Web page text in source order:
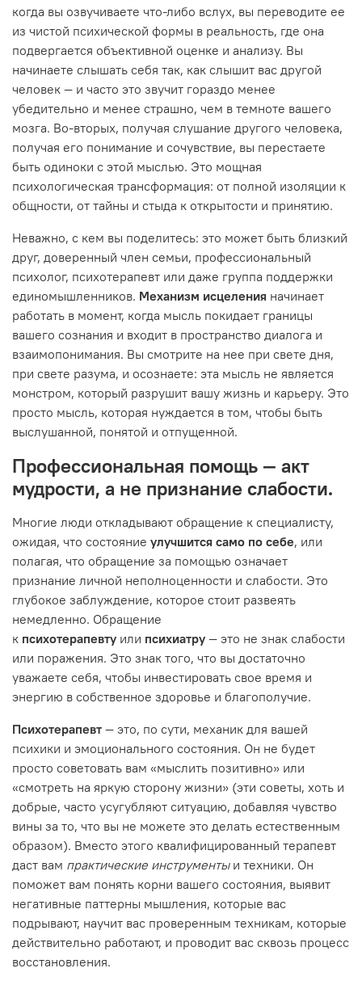
когда вы озвучиваете что-либо вслух, вы переводите ее
из чистой психической формы в реальность, где она
подвергается объективной оценке и анализу. Вы
начинаете слышать себя так, как слышит вас другой
человек — и часто это звучит гораздо менее
убедительно и менее страшно, чем в темноте вашего
мозга. Во-вторых, получая слушание другого человека,
получая его понимание и сочувствие, вы перестаете
быть одиноки с этой мыслью. Это мощная
психологическая трансформация: от полной изоляции к
общности, от тайны и стыда к открытости и принятию.
Неважно, с кем вы поделитесь: это может быть близкий
друг, доверенный член семьи, профессиональный
психолог, психотерапевт или даже группа поддержки
единомышленников. Механизм исцеления начинает
работать в момент, когда мысль покидает границы
вашего сознания и входит в пространство диалога и
взаимопонимания. Вы смотрите на нее при свете дня,
при свете разума, и осознаете: эта мысль не является
монстром, который разрушит вашу жизнь и карьеру. Это
просто мысль, которая нуждается в том, чтобы быть
выслушанной, понятой и отпущенной.
Профессиональная помощь — акт
мудрости, а не признание слабости.
Многие люди откладывают обращение к специалисту,
ожидая, что состояние улучшится само по себе, или
полагая, что обращение за помощью означает
признание личной неполноценности и слабости. Это
глубокое заблуждение, которое стоит развеять
немедленно. Обращение
к психотерапевту или психиатру — это не знак слабости
или поражения. Это знак того, что вы достаточно
уважаете себя, чтобы инвестировать свое время и
энергию в собственное здоровье и благополучие.
Психотерапевт — это, по сути, механик для вашей
психики и эмоционального состояния. Он не будет
просто советовать вам «мыслить позитивно» или
«смотреть на яркую сторону жизни» (эти советы, хоть и
добрые, часто усугубляют ситуацию, добавляя чувство
вины за то, что вы не можете это делать естественным
образом). Вместо этого квалифицированный терапевт
даст вам практические инструменты и техники. Он
поможет вам понять корни вашего состояния, выявит
негативные паттерны мышления, которые вас
подрывают, научит вас проверенным техникам, которые
действительно работают, и проводит вас сквозь процесс
восстановления.